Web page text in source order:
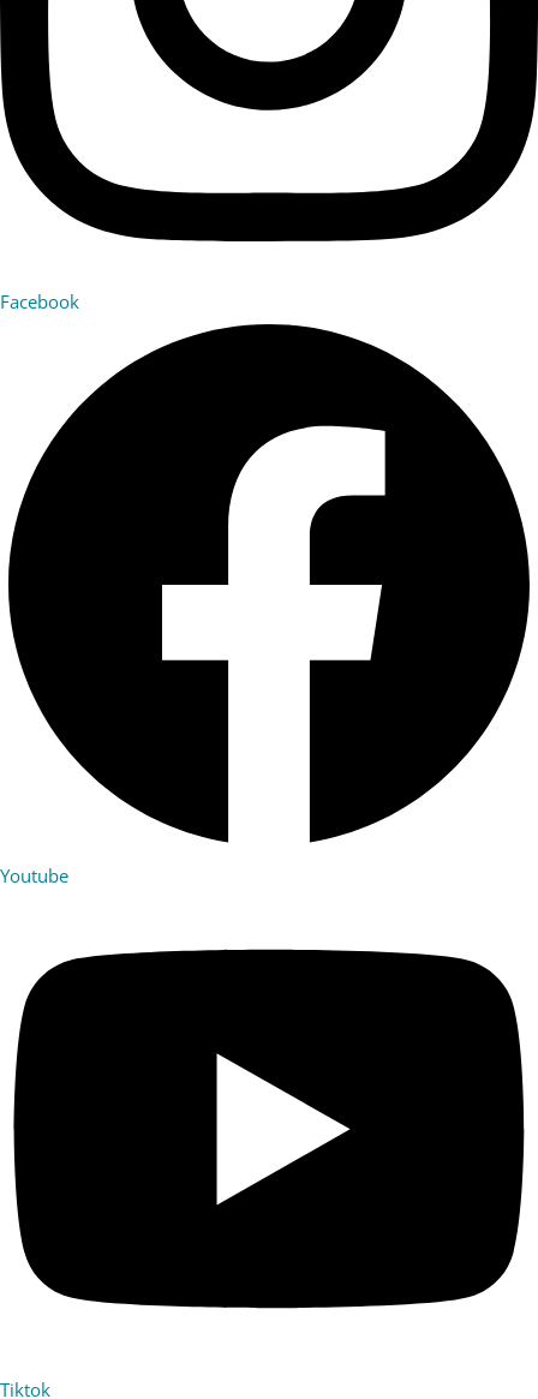
Facebook
Youtube
Tiktok